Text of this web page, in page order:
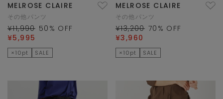
MELROSE CLAIRE
その他パンツ
¥11,990 50 % OFF
¥5,995
×10pt SALE
MELROSE CLAIRE
その他パンツ
¥13,200 70 % OFF
¥3,960
×10pt SALE